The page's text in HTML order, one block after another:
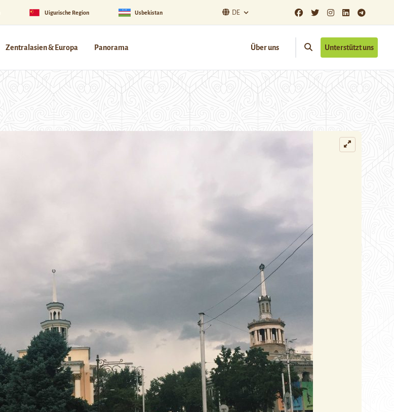
Uigurische Region Usbekistan DE
Zentralasien & Europa Panorama Über uns Unterstützt uns